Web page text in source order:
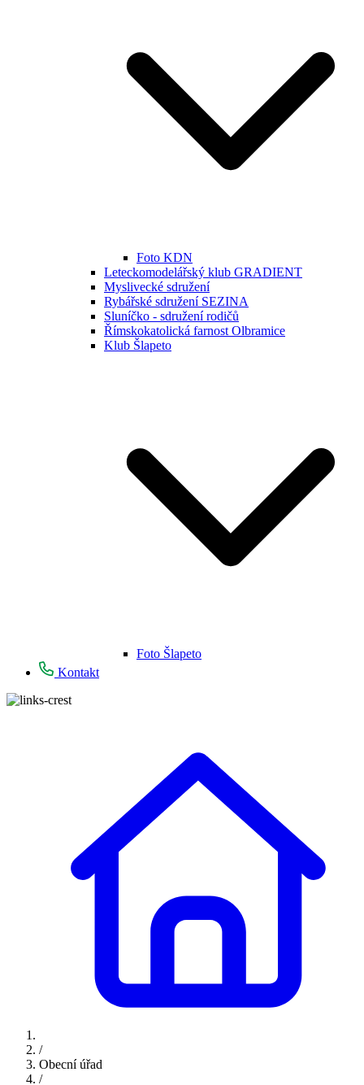
Foto KDN
Leteckomodelářský klub GRADIENT
Myslivecké sdružení
Rybářské sdružení SEZINA
Sluníčko - sdružení rodičů
Římskokatolická farnost Olbramice
Klub Šlapeto
Foto Šlapeto
Kontakt
/
Obecní úřad
/